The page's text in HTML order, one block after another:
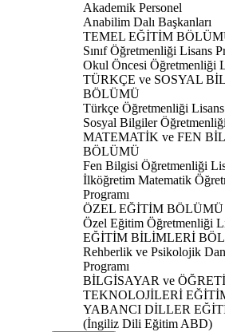
Akademik Personel
Anabilim Dalı Başkanları
TEMEL EĞİTİM
Sınıf Öğretmenliği Lisans
Okul Öncesi Öğretmenliği
TÜRKÇE ve SOSYAL
BÖLÜMÜ
Türkçe Öğretmenliği Lisans
Sosyal Bilgiler
MATEMATİK ve FEN
BÖLÜMÜ
Fen Bilgisi Öğretmenliği
İlköğretim Matematik
Programı
ÖZEL EĞİTİM BÖLÜMÜ
Özel Eğitim Öğretmenliği
EĞİTİM BİLİMLERİ
Rehberlik ve Psikolojik
Programı
BİLGİSAYAR ve
TEKNOLOJİLERİ
YABANCI DİLLER
(İngiliz Dili Eğitim ABD)